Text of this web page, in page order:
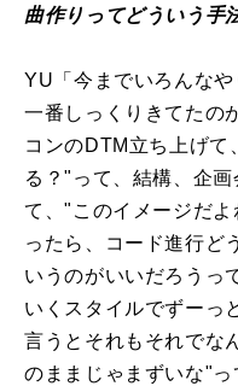
曲作りってどういう手
YU「今までいろんなや
一番しっくりきてたの
コンのDTM立ち上げて
る？"って、結構、企
て、"このイメージだ
ったら、コード進行ど
いうのがいいだろうっ
いくスタイルでずーっ
言うとそれもそれでな
のままじゃまずいな"